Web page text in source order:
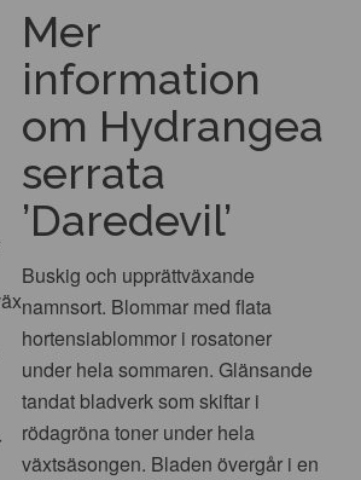
Mer
information
om Hydrangea
serrata
’Daredevil’
Buskig och upprättväxande
namnsort. Blommar med flata
hortensiablommor i rosatoner
under hela sommaren. Glänsande
tandat bladverk som skiftar i
rödagröna toner under hela
växtsäsongen. Bladen övergår i en